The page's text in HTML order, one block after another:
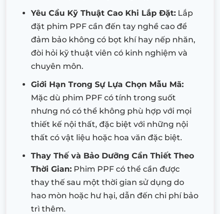
Yêu Cầu Kỹ Thuật Cao Khi Lắp Đặt: Lắp
đặt phim PPF cần đến tay nghề cao để
đảm bảo không có bọt khí hay nếp nhăn,
đòi hỏi kỹ thuật viên có kinh nghiệm và
chuyên môn.
Giới Hạn Trong Sự Lựa Chọn Mẫu Mã:
Mặc dù phim PPF có tính trong suốt
nhưng nó có thể không phù hợp với mọi
thiết kế nội thất, đặc biệt với những nội
thất có vật liệu hoặc hoa văn đặc biệt.
Thay Thế và Bảo Dưỡng Cần Thiết Theo
Thời Gian: Phim PPF có thể cần được
thay thế sau một thời gian sử dụng do
hao mòn hoặc hư hại, dẫn đến chi phí bảo
trì thêm.